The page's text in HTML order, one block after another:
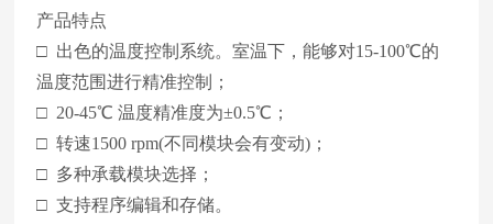
产品特点
□ 出色的温度控制系统。室温下，能够对15-100℃的
温度范围进行精准控制；
□ 20-45℃ 温度精准度为±0.5℃；
□ 转速1500 rpm(不同模块会有变动)；
□ 多种承载模块选择；
□ 支持程序编辑和存储。